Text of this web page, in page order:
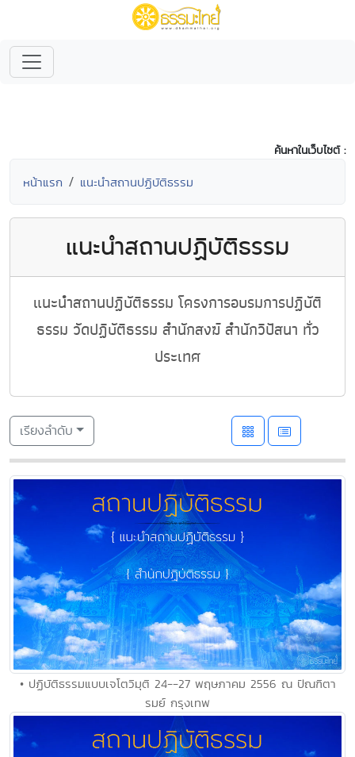
ค้นหาในเว็บไซต์ :
หน้าแรก แนะนำสถานปฏิบัติธรรม
แนะนำสถานปฏิบัติธรรม
แนะนำสถานปฏิบัติธรรม โครงการอบรมการปฏิบัติ
ธรรม วัดปฏิบัติธรรม สำนักสงฆ์ สำนักวิปัสนา ทั่ว
ประเทศ
เรียงลำดับ
• ปฏิบัติธรรมแบบเจโตวิมุติ 24--27 พฤษภาคม 2556 ณ ปัณฑิตา
รมย์ กรุงเทพ